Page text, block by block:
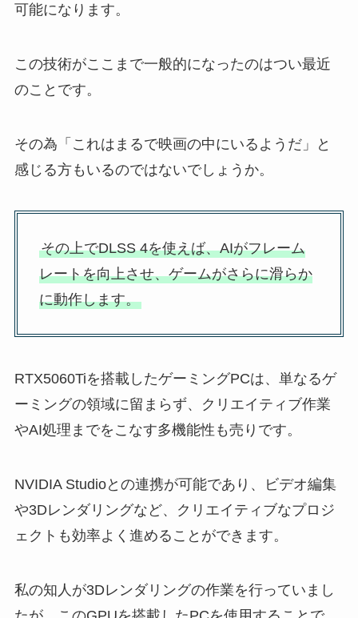
可能になります。
この技術がここまで一般的になったのはつい最近
のことです。
その為「これはまるで映画の中にいるようだ」と
感じる方もいるのではないでしょうか。
その上でDLSS 4を使えば、AIがフレーム
レートを向上させ、ゲームがさらに滑らか
に動作します。
RTX5060Tiを搭載したゲーミングPCは、単なるゲ
ーミングの領域に留まらず、クリエイティブ作業
やAI処理までをこなす多機能性も売りです。
NVIDIA Studioとの連携が可能であり、ビデオ編集
や3Dレンダリングなど、クリエイティブなプロジ
ェクトも効率よく進めることができます。
私の知人が3Dレンダリングの作業を行っていまし